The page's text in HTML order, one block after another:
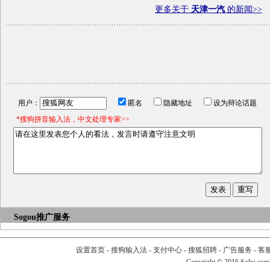
更多关于 天津一汽 的新闻>>
用户： 匿名 隐藏地址
设为辩论话题
*搜狗拼音输入法，中文处理专家>>
Sogou推广服务
设置首页- 搜狗输入法- 支付中心- 搜狐招聘- 广告服务 - 客